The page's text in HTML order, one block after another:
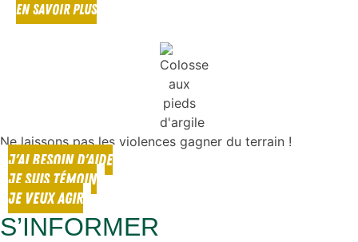
EN SAVOIR PLUS
Ne laissons pas les violences gagner du terrain !
J'AI BESOIN D'AIDE
JE SUIS TÉMOIN
JE VEUX AGIR
S’INFORMER